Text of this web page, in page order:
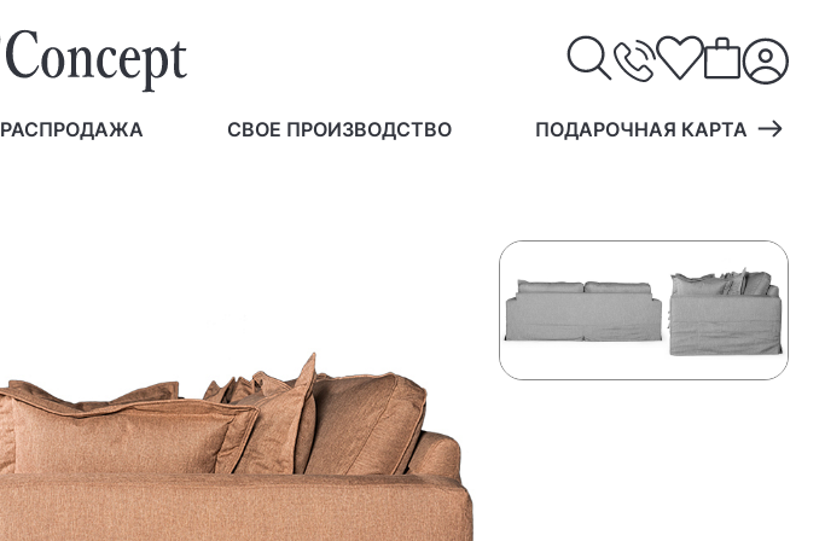
РАСПРОДАЖА СВОЕ ПРОИЗВОДСТВО ПОДАРОЧНАЯ КАРТА